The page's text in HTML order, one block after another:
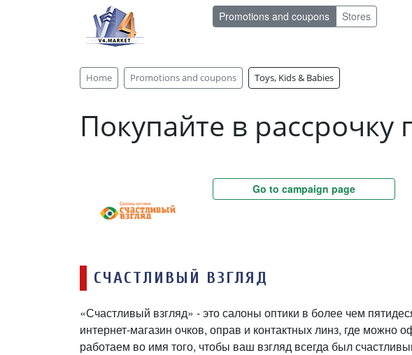
Promotions and coupons Stores
Home Promotions and coupons Toys, Kids & Babies
Покупайте в рассрочку
Go to campaign page
СЧАСТЛИВЫЙ ВЗГЛЯД
«Счастливый взгляд» - это салоны оптики в более чем
интернет-магазин очков, оправ и контактных линз, где можно
работаем во имя того, чтобы ваш взгляд всегда был